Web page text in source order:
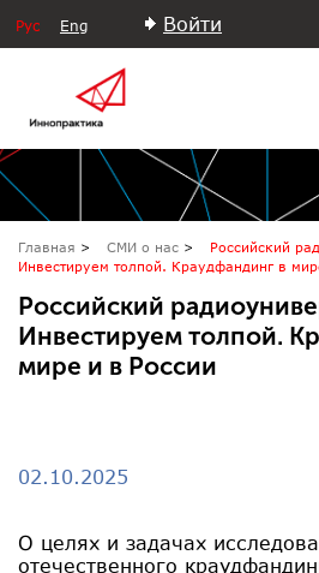
Рус Eng Войти
Главная СМИ о нас
Российский
Инвестируем толпой. Краудфандинг в
Российский
Инвестируем толпой.
мире и в России
02.10.2025
О целях и задачах
отечественного